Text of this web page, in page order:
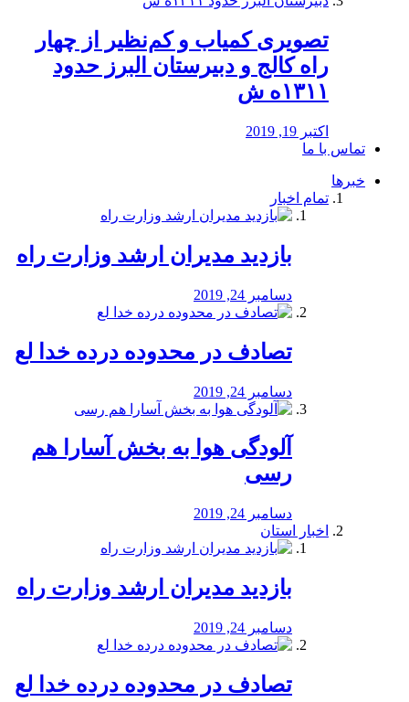
️تصویری کمیاب و کم‌نظیر از چهار
راه كالج و دبيرستان البرز حدود
۱۳۱۱ه ش
اکتبر 19, 2019
تماس با ما
خبرها
تمام اخبار
بازدید مدیران ارشد وزارت راه
دسامبر 24, 2019
تصادف در محدوده درده خدا لع
دسامبر 24, 2019
آلودگی هوا به بخش آسارا هم
رسی
دسامبر 24, 2019
اخبار استان
بازدید مدیران ارشد وزارت راه
دسامبر 24, 2019
تصادف در محدوده درده خدا لع